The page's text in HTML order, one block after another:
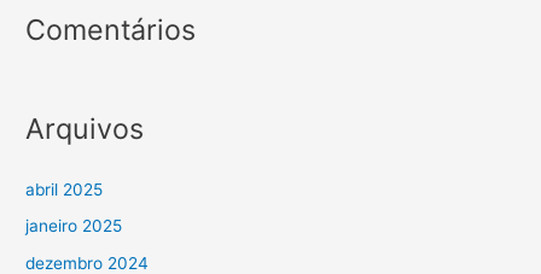
Comentários
Arquivos
abril 2025
janeiro 2025
dezembro 2024